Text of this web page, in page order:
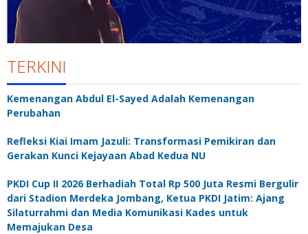
TERKINI
Kemenangan Abdul El-Sayed Adalah Kemenangan
Perubahan
Refleksi Kiai Imam Jazuli: Transformasi Pemikiran dan
Gerakan Kunci Kejayaan Abad Kedua NU
PKDI Cup II 2026 Berhadiah Total Rp 500 Juta Resmi Bergulir
dari Stadion Merdeka Jombang, Ketua PKDI Jatim: Ajang
Silaturrahmi dan Media Komunikasi Kades untuk
Memajukan Desa